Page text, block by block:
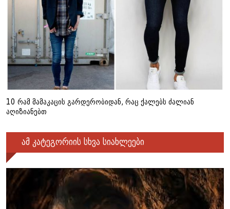
10 რამ მამაკაცის გარდერობიდან, რაც ქალებს ძალიან
აღიზიანებთ
ამ კატეგორიის სხვა სიახლეები